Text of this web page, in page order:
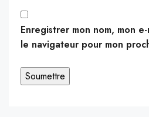
Enregistrer mon nom, mon
le navigateur pour mon